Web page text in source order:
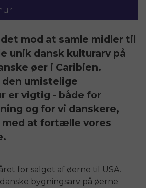
mod at samle midler til
unik dansk kulturarv på
øer i Caribien.
den umistelige
er vigtig - både for
og for vi danskere,
med at fortælle vores
året for salget af øerne til USA.
bygningsarv på øerne